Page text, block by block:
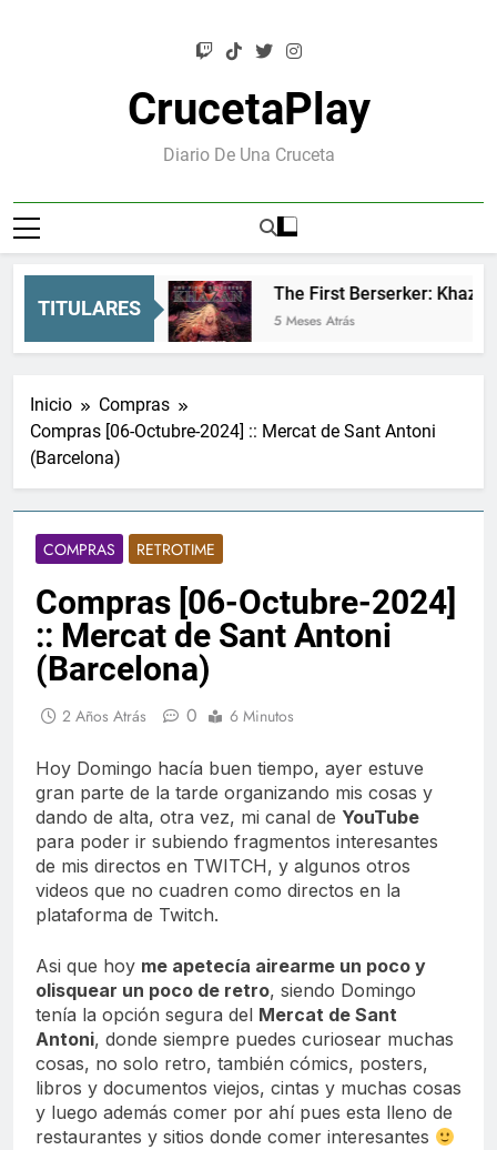
CrucetaPlay
Diario De Una Cruceta
TITULARES
The First Berserker: Khazan – Un
5 Meses Atrás
Inicio
Compras
Compras [06-Octubre-2024] :: Mercat de Sant Antoni
(Barcelona)
COMPRAS RETROTIME
Compras [06-Octubre-2024]
:: Mercat de Sant Antoni
(Barcelona)
2 Años Atrás 0 6 Minutos
Hoy Domingo hacía buen tiempo, ayer estuve
gran parte de la tarde organizando mis cosas y
dando de alta, otra vez, mi canal de YouTube
para poder ir subiendo fragmentos interesantes
de mis directos en TWITCH, y algunos otros
videos que no cuadren como directos en la
plataforma de Twitch.
Asi que hoy me apetecía airearme un poco y
olisquear un poco de retro, siendo Domingo
tenía la opción segura del Mercat de Sant
Antoni, donde siempre puedes curiosear muchas
cosas, no solo retro, también cómics, posters,
libros y documentos viejos, cintas y muchas cosas
y luego además comer por ahí pues esta lleno de
restaurantes y sitios donde comer interesantes